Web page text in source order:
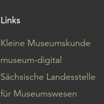
Links
Kleine Museumskunde
museum-digital
Sächsische Landesstelle
für Museumswesen